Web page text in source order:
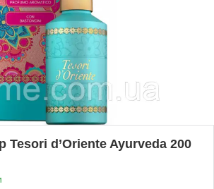
d’Oriente Ayurveda 200